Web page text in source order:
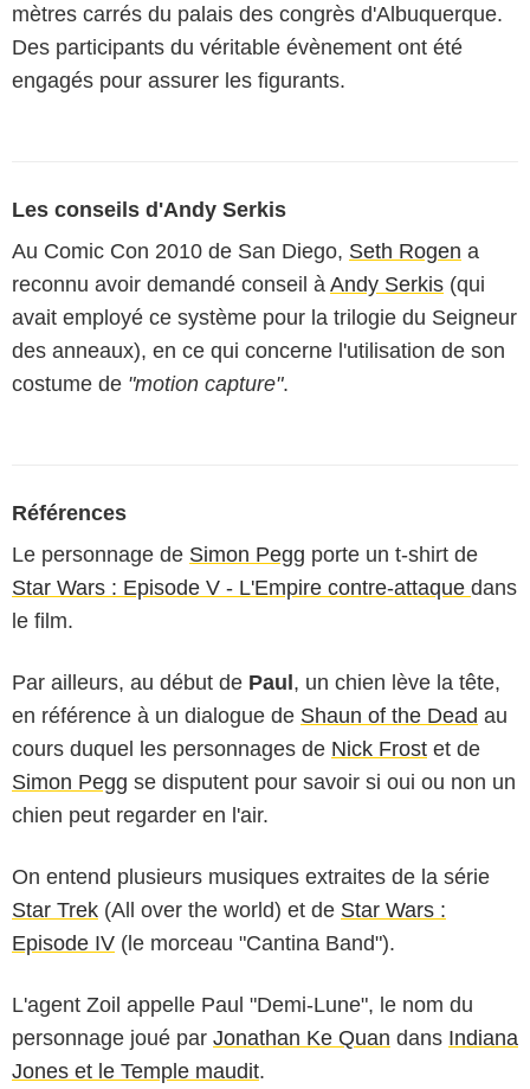
mètres carrés du palais des congrès d'Albuquerque.
Des participants du véritable évènement ont été
engagés pour assurer les figurants.
Les conseils d'Andy Serkis
Au Comic Con 2010 de San Diego, Seth Rogen a
reconnu avoir demandé conseil à Andy Serkis (qui
avait employé ce système pour la trilogie du Seigneur
des anneaux), en ce qui concerne l'utilisation de son
costume de "motion capture".
Références
Le personnage de Simon Pegg porte un t-shirt de
Star Wars : Episode V - L'Empire contre-attaque dans
le film.
Par ailleurs, au début de Paul , un chien lève la tête,
en référence à un dialogue de Shaun of the Dead au
cours duquel les personnages de Nick Frost et de
Simon Pegg se disputent pour savoir si oui ou non un
chien peut regarder en l'air.
On entend plusieurs musiques extraites de la série
Star Trek (All over the world) et de Star Wars :
Episode IV (le morceau "Cantina Band").
L'agent Zoil appelle Paul "Demi-Lune", le nom du
personnage joué par Jonathan Ke Quan dans Indiana
Jones et le Temple maudit.